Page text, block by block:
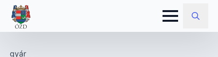
Search
gyár